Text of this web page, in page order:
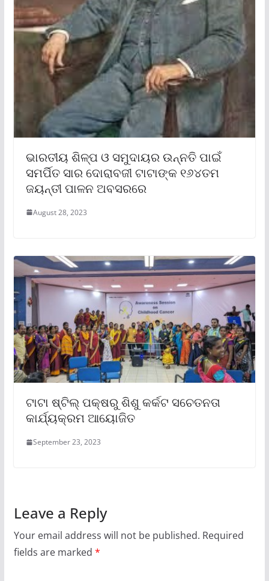
ଭାରତୀୟ ଶିଳ୍ପ ଓ ସମୁଦାୟର ଉନ୍ନତି ପାଇଁ
ସମର୍ପିତ ସାର ଦୋରାବଜୀ ଟାଟାଙ୍କ ୧୬୪ତମ
ଜୟନ୍ତୀ ପାଳନ ଅବସରରେ
August 28, 2023
ଟାଟା ଷ୍ଟିଲ୍ ପକ୍ଷରୁ ଶିଶୁ କର୍କଟ ସଚେତନତା
କାର୍ଯ୍ୟକ୍ରମ ଆୟୋଜିତ
September 23, 2023
Leave a Reply
Your email address will not be published. Required
fields are marked *